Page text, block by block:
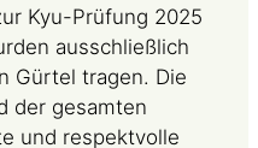
Kyu-Prüfung 2025
ausschließlich
Gürtel tragen. Die
der gesamten
und respektvolle